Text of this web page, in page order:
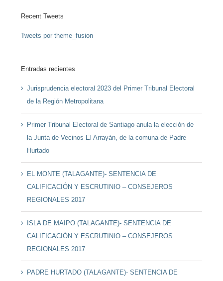
Recent Tweets
Tweets por theme_fusion
Entradas recientes
Jurisprudencia electoral 2023 del Primer Tribunal Electoral
de la Región Metropolitana
Primer Tribunal Electoral de Santiago anula la elección de
la Junta de Vecinos El Arrayán, de la comuna de Padre
Hurtado
EL MONTE (TALAGANTE)- SENTENCIA DE
CALIFICACIÓN Y ESCRUTINIO – CONSEJEROS
REGIONALES 2017
ISLA DE MAIPO (TALAGANTE)- SENTENCIA DE
CALIFICACIÓN Y ESCRUTINIO – CONSEJEROS
REGIONALES 2017
PADRE HURTADO (TALAGANTE)- SENTENCIA DE